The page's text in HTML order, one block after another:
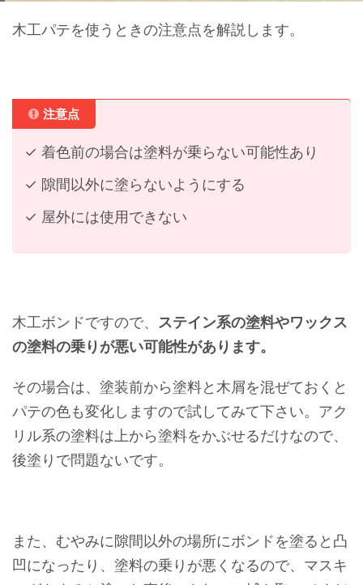
木工パテを使うときの注意点を解説します。
注意点
✓ 着色前の場合は塗料が乗らない可能性あり
✓ 隙間以外に塗らないようにする
✓ 屋外には使用できない
木工ボンドですので、 ステイン系の塗料やワックス
の塗料の乗りが悪い可能性があります。
その場合は、塗装前から塗料と木屑を混ぜておくと
パテの色も変化しますので試してみて下さい。アク
リル系の塗料は上から塗料をかぶせるだけなので、
後塗りで問題ないです。
また、むやみに隙間以外の場所にボンドを塗ると凸
凹になったり、塗料の乗りが悪くなるので、マスキ